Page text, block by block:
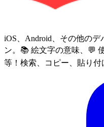
iOS、Android、その他の
ン。📚 絵文字の意味、💬
等！検索、コピー、貼り付